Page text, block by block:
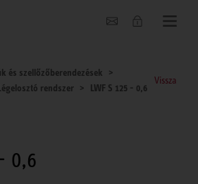
és szellőzőberendezések
rendszer LWF S 125 - 0,6
Vissza
0,6